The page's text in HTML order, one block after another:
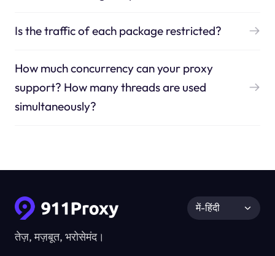
Is the traffic of each package restricted?
How much concurrency can your proxy
support? How many threads are used
simultaneously?
तेज़, मज़बूत, भरोसेमंद।
में-हिंदी